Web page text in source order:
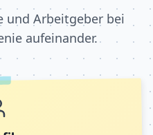
und Arbeitgeber bei
aufeinander.